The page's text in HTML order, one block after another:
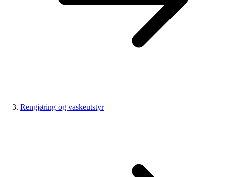
Rengjøring og vaskeutstyr